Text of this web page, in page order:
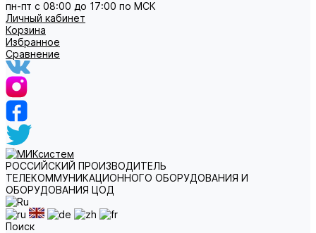
пн-пт с 08:00 до 17:00 по МСК
Личный кабинет
Корзина
Избранное
Сравнение
РОССИЙСКИЙ ПРОИЗВОДИТЕЛЬ
ТЕЛЕКОММУНИКАЦИОННОГО ОБОРУДОВАНИЯ И
ОБОРУДОВАНИЯ ЦОД
Поиск